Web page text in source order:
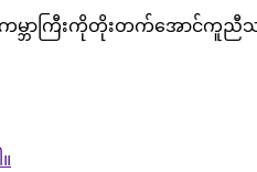
မ္ဘာကြီးကိုတိုးတက်အောင်ကူညီ